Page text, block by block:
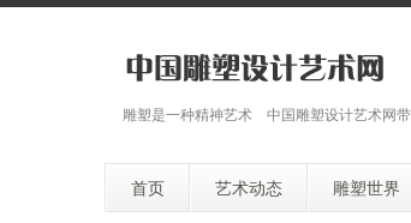
雕塑是一种精神艺术 中国雕塑设计艺术网
首页 艺术动态 雕塑世界